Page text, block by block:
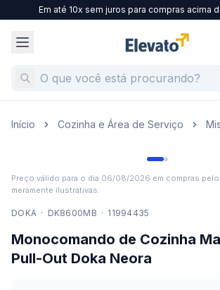
Em até 10x sem juros para compras acima
Início Cozinha e Área de Serviço
Preço válido para o dia 06/08/2026 em compras
meramente ilustrativas.
DOKA · DK8600MB · 11994435
Monocomando de Cozinha
Pull-Out Doka Neora